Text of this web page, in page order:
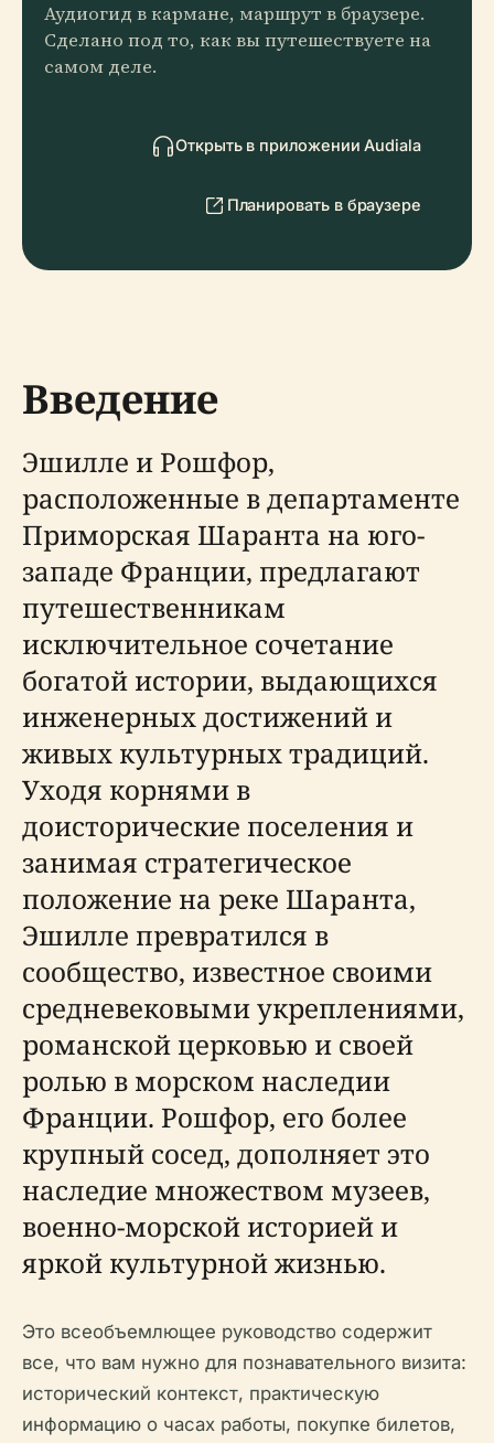
Аудиогид в кармане, маршрут в браузере.
Сделано под то, как вы путешествуете на
самом деле.
Открыть в приложении Audiala
Планировать в браузере
Введение
Эшилле и Рошфор,
расположенные в департаменте
Приморская Шаранта на юго-
западе Франции, предлагают
путешественникам
исключительное сочетание
богатой истории, выдающихся
инженерных достижений и
живых культурных традиций.
Уходя корнями в
доисторические поселения и
занимая стратегическое
положение на реке Шаранта,
Эшилле превратился в
сообщество, известное своими
средневековыми укреплениями,
романской церковью и своей
ролью в морском наследии
Франции. Рошфор, его более
крупный сосед, дополняет это
наследие множеством музеев,
военно-морской историей и
яркой культурной жизнью.
Это всеобъемлющее руководство содержит
все, что вам нужно для познавательного визита:
исторический контекст, практическую
информацию о часах работы, покупке билетов,